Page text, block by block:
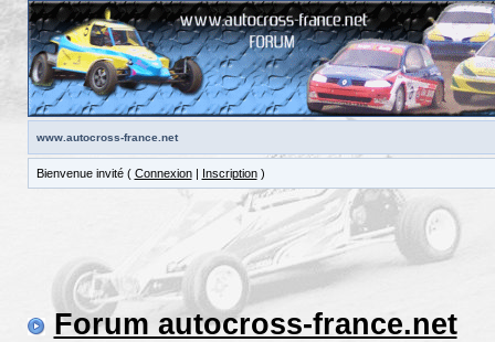
www.autocross-france.net
Bienvenue invité ( Connexion| Inscription)
Forum autocross-france.net